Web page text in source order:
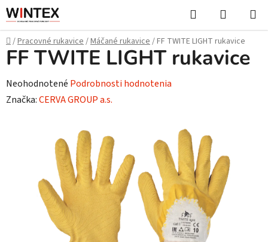
Prejsť
na
obsah
Hľadať
KOŠÍK
Domov
/Pracovné rukavice/Máčané rukavice/FF TWITE LIGHT rukavice
FF TWITE LIGHT rukavice
Priemerné
hodnotenie
hviezdičiek.
Neohodnotené Podrobnosti hodnotenia
Značka:CERVA GROUP a.s.